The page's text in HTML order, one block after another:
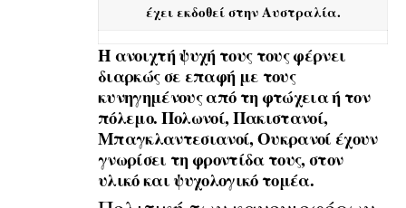
έχει εκδοθεί στην Αυστραλία.
Η ανοιχτή ψυχή τους τους φέρνει
διαρκώς σε επαφή με τους
κυνηγημένους από τη φτώχεια ή τον
πόλεμο. Πολωνοί, Πακιστανοί,
Μπαγκλαντεσιανοί, Ουκρανοί έχουν
γνωρίσει τη φροντίδα τους, στον
υλικό και ψυχολογικό τομέα.